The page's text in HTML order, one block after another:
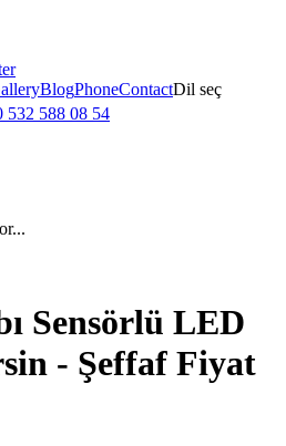
BlogPhoneContactDil seç
532 588 08 54
Sensörlü LED
- Şeffaf Fiyat